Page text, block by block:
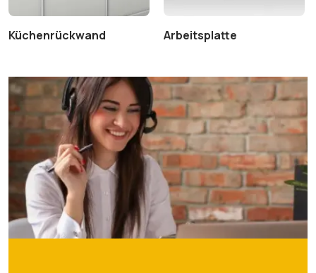
Küchenrückwand Arbeitsplatte